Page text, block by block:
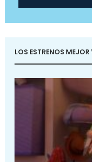
LOS ESTRENOS